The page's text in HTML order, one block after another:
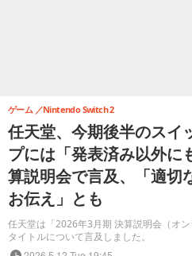
任天堂、今期後半のスイ
プには「発表済み以外に
算説明会で言及、「適切
お伝え」とも
任天堂は「2026年3月期 決算説明会（オ
タイトルについて言及しました。
ゲーム Nintendo Switch 2